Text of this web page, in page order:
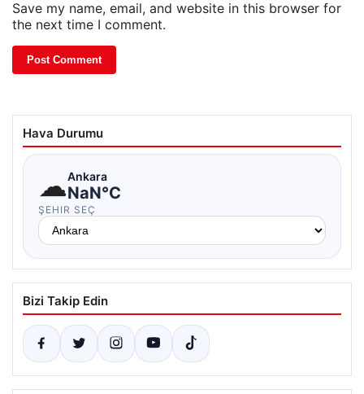
Save my name, email, and website in this browser for
the next time I comment.
Hava Durumu
☁Ankara
NaN°C
ŞEHIR SEÇ
Bizi Takip Edin